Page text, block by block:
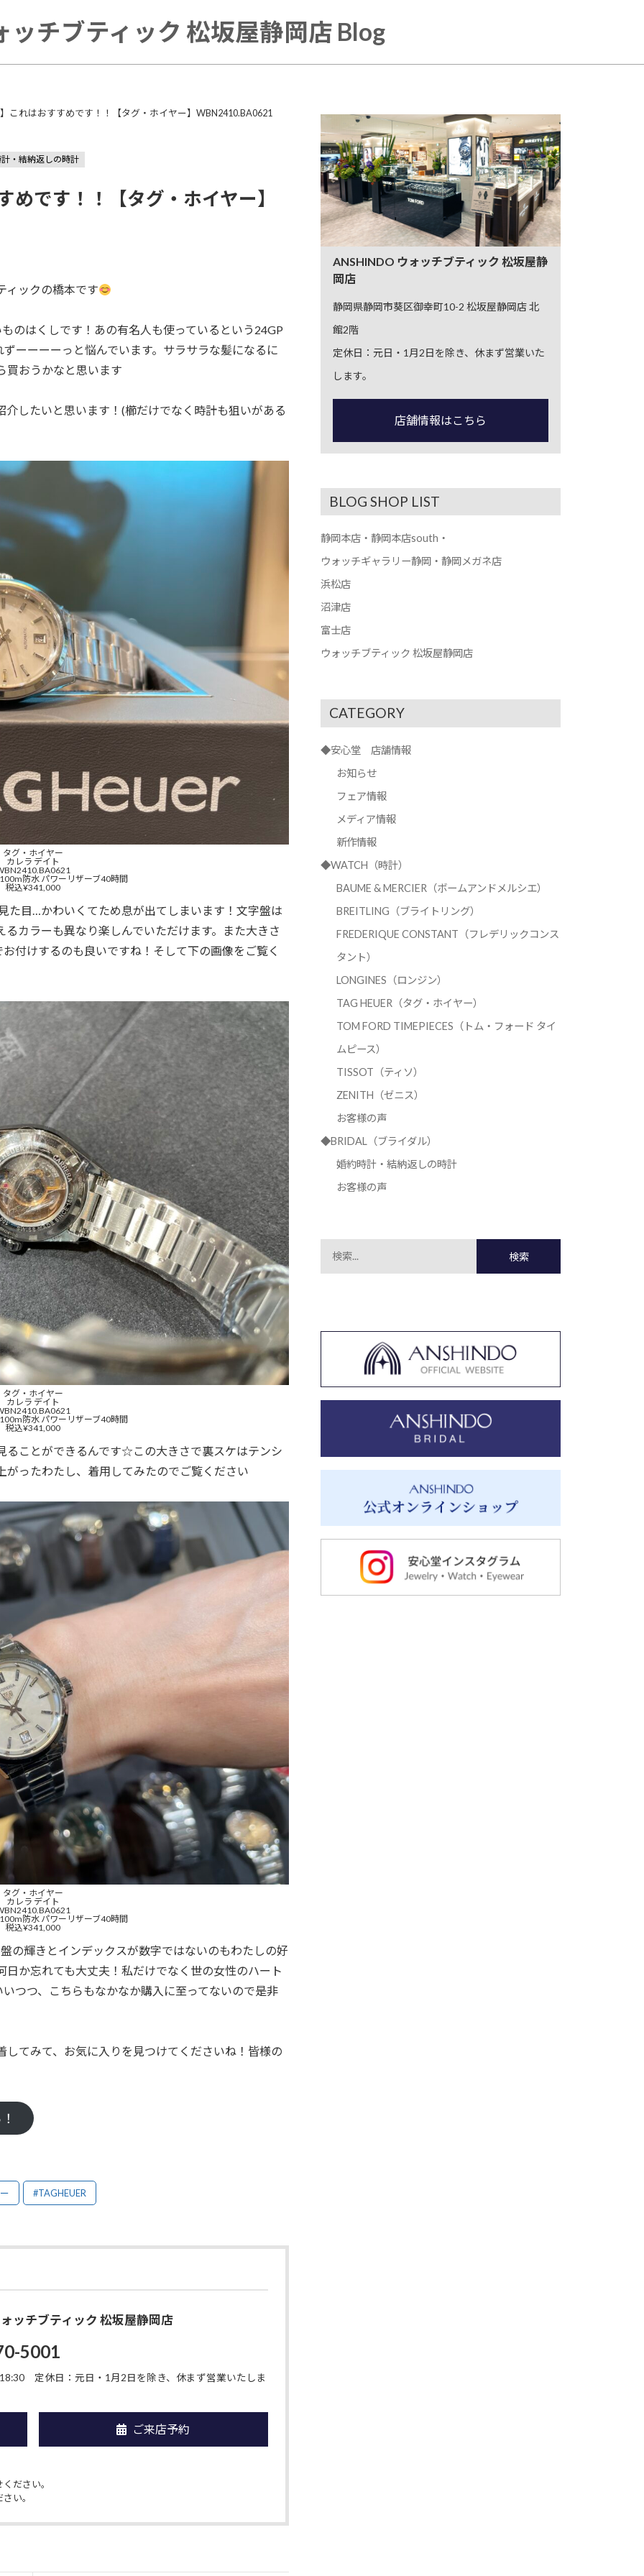
ッチブティック 松坂屋静岡店 Blog
これはおすすめです！！【タグ・ホイヤー】WBN2410.BA0621
・結納返しの時計
めです！！【タグ・ホイヤー】
ィックの橋本です
のはくしです！あの有名人も使っているという24GP
ーーーーっと悩んでいます。サラサラな髪になるに
買おうかなと思います
したいと思います！(櫛だけでなく時計も狙いがある
タグ・ホイヤー
カレラ デイト
防水 パワーリザーブ40時間
税込¥341,000
た目…かわいくてため息が出てしまいます！文字盤は
カラーも異なり楽しんでいただけます。また大きさ
付けするのも良いですね！そして下の画像をご覧く
タグ・ホイヤー
カレラ デイト
防水 パワーリザーブ40時間
税込¥341,000
ることができるんです☆この大きさで裏スケはテンシ
ったわたし、着用してみたのでご覧ください
タグ・ホイヤー
カレラ デイト
防水 パワーリザーブ40時間
税込¥341,000
の輝きとインデックスが数字ではないのもわたしの好
か忘れても大丈夫！私だけでなく世の女性のハート
つつ、こちらもなかなか購入に至ってないので是非
てみて、お気に入りを見つけてくださいね！皆様の
#TAGHEUER
ッチブティック 松坂屋静岡店
5001
定休日：元日・1月2日を除き、休まず営業いたしま
ご来店予約
ださい。
い。
ANSHINDO ウォッチブティック 松坂屋静
岡店
静岡県静岡市葵区御幸町10-2 松坂屋静岡店 北
館2階
定休日：元日・1月2日を除き、休まず営業いた
します。
店舗情報はこちら
BLOG SHOP LIST
静岡本店・静岡本店south・
ウォッチギャラリー静岡・静岡メガネ店
浜松店
沼津店
富士店
ウォッチブティック 松坂屋静岡店
CATEGORY
◆安心堂 店舗情報
お知らせ
フェア情報
メディア情報
新作情報
◆WATCH（時計）
BAUME & MERCIER（ボームアンドメルシエ）
BREITLING（ブライトリング）
FREDERIQUE CONSTANT（フレデリックコンス
タント）
LONGINES（ロンジン）
TAG HEUER（タグ・ホイヤー）
TOM FORD TIMEPIECES（トム・フォード タイ
ムピース）
TISSOT（ティソ）
ZENITH（ゼニス）
お客様の声
◆BRIDAL（ブライダル）
婚約時計・結納返しの時計
お客様の声